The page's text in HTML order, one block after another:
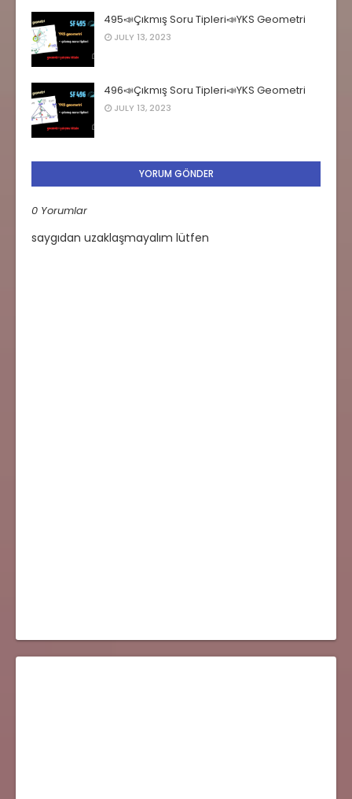
495📣Çıkmış Soru Tipleri📣YKS Geometri
JULY 13, 2023
496📣Çıkmış Soru Tipleri📣YKS Geometri
JULY 13, 2023
YORUM GÖNDER
0 Yorumlar
saygıdan uzaklaşmayalım lütfen